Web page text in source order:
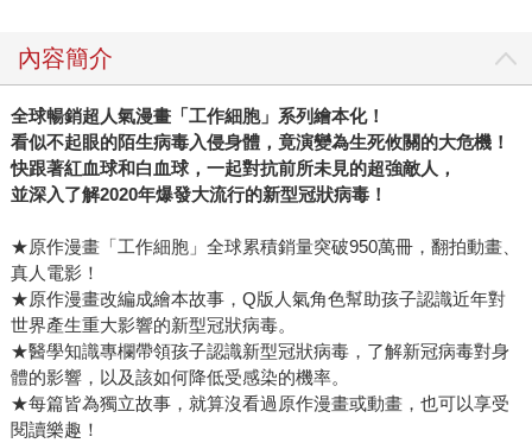
內容簡介
全球暢銷超人氣漫畫「工作細胞」系列繪本化！
看似不起眼的陌生病毒入侵身體，竟演變為生死攸關的大危機！
快跟著紅血球和白血球，一起對抗前所未見的超強敵人，
並深入了解2020年爆發大流行的新型冠狀病毒！
★原作漫畫「工作細胞」全球累積銷量突破950萬冊，翻拍動畫、
真人電影！
★原作漫畫改編成繪本故事，Q版人氣角色幫助孩子認識近年對
世界產生重大影響的新型冠狀病毒。
★醫學知識專欄帶領孩子認識新型冠狀病毒，了解新冠病毒對身
體的影響，以及該如何降低受感染的機率。
★每篇皆為獨立故事，就算沒看過原作漫畫或動畫，也可以享受
閱讀樂趣！